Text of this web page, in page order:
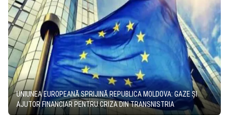
UNIUNEA EUROPEANĂ SPRIJINĂ REPUBLICA MOLDOVA: GAZE ȘI
AJUTOR FINANCIAR PENTRU CRIZA DIN TRANSNISTRIA